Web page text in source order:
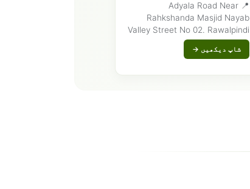
📍 Adyala Road Near
Rahkshanda Masjid Nayab
Valley Street No 02. Rawalpindi
شاپ دیکھیں →